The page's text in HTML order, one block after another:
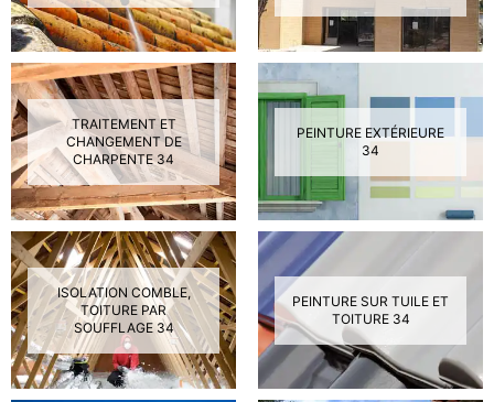
TRAITEMENT ET
CHANGEMENT DE
CHARPENTE 34
PEINTURE EXTÉRIEURE
34
ISOLATION COMBLE,
TOITURE PAR
SOUFFLAGE 34
PEINTURE SUR TUILE ET
TOITURE 34